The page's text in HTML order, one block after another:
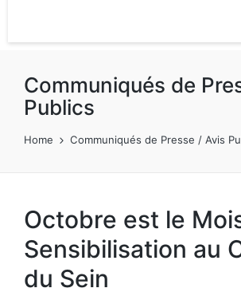
Communiqués de
Publics
Home Communiqués de Presse / Avis
Octobre est le
Sensibilisation au
du Sein